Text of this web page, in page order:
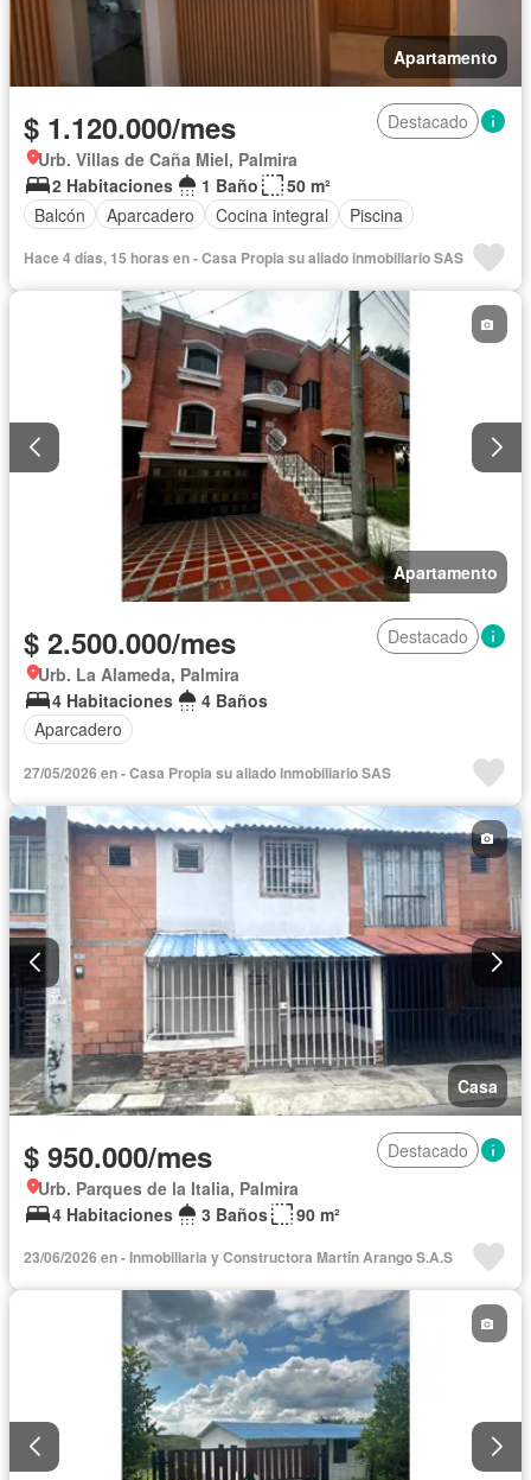
Apartamento
$ 1.120.000/mes
Destacado
Urb. Villas de Caña Miel, Palmira
2 Habitaciones
1 Baño
50 m²
Balcón
Aparcadero Cocina integral Piscina
Hace 4 días, 15 horas en - Casa Propia su aliado inmobiliario SAS
Apartamento
$ 2.500.000/mes
Destacado
Urb. La Alameda, Palmira
4 Habitaciones
4 Baños
Aparcadero
27/05/2026 en - Casa Propia su aliado inmobiliario SAS
Casa
$ 950.000/mes
Destacado
Urb. Parques de la Italia, Palmira
4 Habitaciones
3 Baños 90 m²
23/06/2026 en - Inmobiliaria y Constructora Martín Arango S.A.S